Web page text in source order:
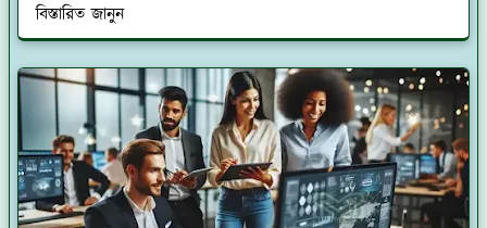
বিস্তারিত জানুন